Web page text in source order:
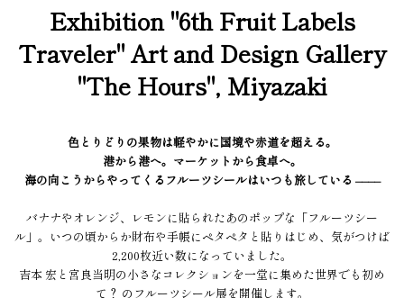
Exhibition "6th Fruit Labels
Traveler" Art and Design Gallery
"The Hours", Miyazaki
色とりどりの果物は軽やかに国境や赤道を超える。
港から港へ。マーケットから食卓へ。
海の向こうからやってくるフルーツシールはいつも旅している ––––
バナナやオレンジ、レモンに貼られたあのポップな「フルーツシー
ル」。いつの頃からか財布や手帳にペタペタと貼りはじめ、気がつけば
2,200枚近い数になっていました。
吉本 宏と宮良当明の小さなコレクションを一堂に集めた世界でも初め
て？ のフルーツシール展を開催します。